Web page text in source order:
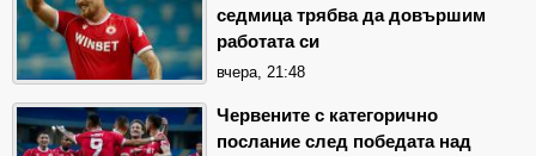
седмица трябва да довършим
работата си
вчера, 21:48
Червените с категорично
послание след победата над